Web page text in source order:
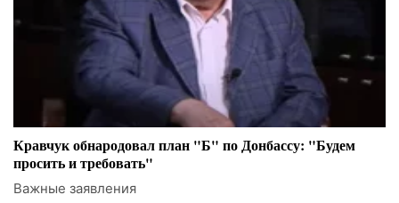
Кравчук обнародовал план "Б" по Донбассу: "Будем
просить и требовать"
Важные заявления